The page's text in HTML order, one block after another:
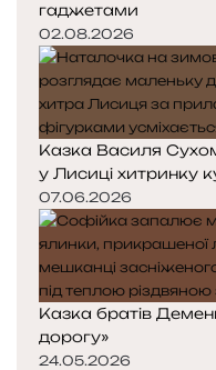
гаджетами
02.08.2026
Казка Василя
у Лисиці хитринку
07.06.2026
Казка братів
дорогу»
24.05.2026